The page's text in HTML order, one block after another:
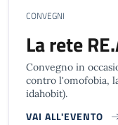
CONVEGNI
La rete
Convegno in
contro l'omofobia,
idahobit).
VAI ALL'EVENTO